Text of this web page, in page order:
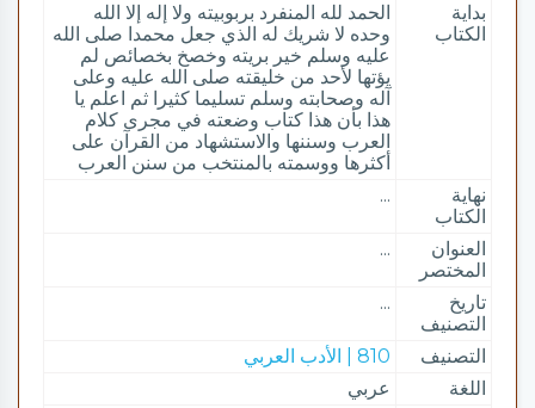
بداية
الكتاب
الحمد لله المنفرد بربوبيته ولا إله إلا الله
وحده لا شريك له الذي جعل محمدا صلى الله
عليه وسلم خير بريته وخصخ بخصائص لم
يؤتها لأحد من خليقته صلى الله عليه وعلى
آله وصحابته وسلم تسليما كثيرا ثم اعلم يا
هذا بأن هذا كتاب وضعته في مجرى كلام
العرب وسننها والاستشهاد من القرآن على
أكثرها ووسمته بالمنتخب من سنن العرب
نهاية
الكتاب
...
العنوان
المختصر
...
تاريخ
التصنيف
...
التصنيف
810 | الأدب العربي
اللغة
عربي